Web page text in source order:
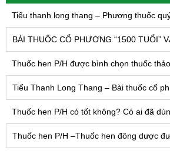
Tiểu thanh long thang – Phương thuốc
Thuốc hen P/H –Thuốc hen đông dược